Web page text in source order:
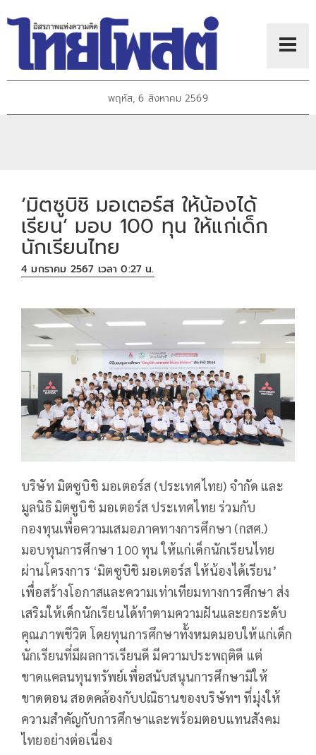
พฤหัส, 6 สิงหาคม 2569
‘มิตซูบิชิ มอเตอร์ส ให้น้องได้
เรียน’ มอบ 100 ทุน ให้แก่เด็ก
นักเรียนไทย
4 มกราคม 2567 เวลา 0:27 น.
บริษัท มิตซูบิชิ มอเตอร์ส (ประเทศไทย) จำกัด และ
มูลนิธิ มิตซูบิชิ มอเตอร์ส ประเทศไทย ร่วมกับ
กองทุนเพื่อความเสมอภาคทางการศึกษา (กสศ.)
มอบทุนการศึกษา 100 ทุน ให้แก่เด็กนักเรียนไทย
ผ่านโครงการ ‘มิตซูบิชิ มอเตอร์ส ให้น้องได้เรียน’
เพื่อสร้างโอกาสและความเท่าเทียมทางการศึกษา ส่ง
เสริมให้เด็กนักเรียนได้ทำตามความฝันและยกระดับ
คุณภาพชีวิต โดยทุนการศึกษาทั้งหมดมอบให้แก่เด็ก
นักเรียนที่มีผลการเรียนดี มีความประพฤติดี แต่
ขาดแคลนทุนทรัพย์เพื่อสนับสนุนการศึกษามิให้
ขาดตอน สอดคล้องกับปณิธานของบริษัทฯ ที่มุ่งให้
ความสำคัญกับการศึกษาและพร้อมตอบแทนสังคม
ไทยอย่างต่อเนื่อง